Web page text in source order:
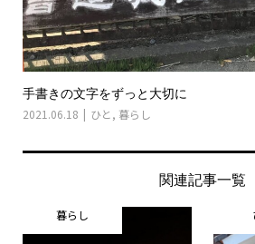
手書きの文字をずっと大切に
2021.06.18 ひと , 暮らし
関連記事一覧
暮らし